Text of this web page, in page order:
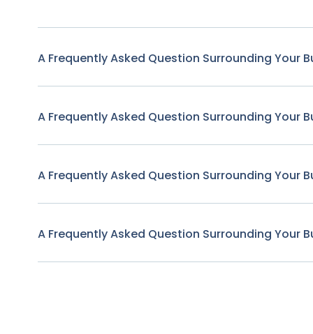
A Frequently Asked Question Surrounding Your
A Frequently Asked Question Surrounding Your
A Frequently Asked Question Surrounding Your
A Frequently Asked Question Surrounding Your